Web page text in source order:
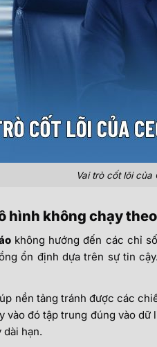
Vai trò cốt lõi của
hình không chạy
không hướng đến các chỉ
ổn định dựa trên sự tin
nền tảng tránh được các
vào đó tập trung đúng vào
hạn.